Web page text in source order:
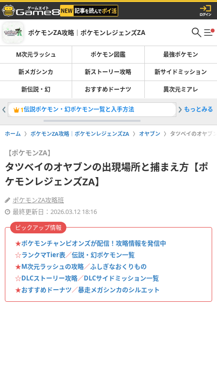
ポケモンZA攻略｜ポケモンレジェンズZA
M次元ラッシュ ポケモン図鑑 最強ポケモン
新メガシンカ 新ストーリー攻略 新サイドミッション
新伝説・幻 おすすめドーナツ 異次元ミアレ
1伝説ポケモン・幻ポケモン一覧と入手方法 2どくの
もっとみる
ホーム ポケモンZA攻略｜ポケモンレジェンズZA オヤブン タツベイのオヤブ
【ポケモンZA】
タツベイのオヤブンの出現場所と捕まえ方【ポ
ケモンレジェンズZA】
ポケモンZA攻略班
最終更新日：2026.03.12 18:16
★ポケモンチャンピオンズが配信！攻略情報を発信中
☆ランクマTier表／伝説・幻ポケモン一覧
★M次元ラッシュの攻略／ふしぎなおくりもの
☆DLCストーリー攻略／DLCサイドミッション一覧
★おすすめドーナツ／暴走メガシンカのシルエット
ピックアップ情報